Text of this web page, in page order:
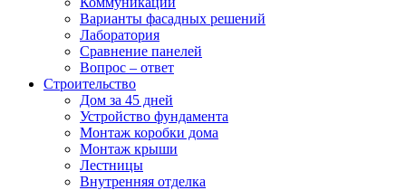
Варианты фасадных решений
Лаборатория
Сравнение панелей
Вопрос – ответ
Строительство
Дом за 45 дней
Устройство фундамента
Монтаж коробки дома
Монтаж крыши
Лестницы
Внутренняя отделка